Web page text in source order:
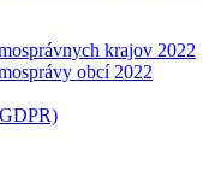
krajov 2022
obcí 2022